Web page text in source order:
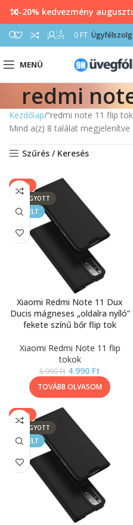
0 0 FT
MENÜ
redmi
Kezdőlap “redmi note 11 flip
Mind a(z) 8 találat megjelenítve
Szűrés / Keresés
-17%
ELFOGYOTT
KIEMELT
Xiaomi Redmi Note 11 Dux
Ducis mágneses „oldalra nyíló”
fekete színű bőr flip tok
Xiaomi Redmi Note 11 flip
tokok
5.990Ft 4.990 Ft
TOVÁBB OLVASOM
-17%
ELFOGYOTT
KIEMELT
10-20% kedvezmény